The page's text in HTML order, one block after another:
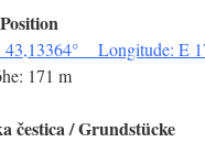
43,13364° Longitude: E
171 m
čestica/ Grundstücke